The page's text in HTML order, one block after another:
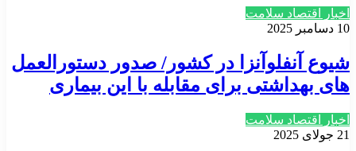
اخبار اقتصاد سلامت
10 دسامبر 2025
شیوع آنفلوآنزا در کشور/ صدور دستورالعمل
های بهداشتی برای مقابله با این بیماری
اخبار اقتصاد سلامت
21 جولای 2025